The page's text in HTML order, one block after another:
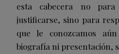
esta cabecera no
justificarse, sino para
que le conozcamos
biografía ni presentación,